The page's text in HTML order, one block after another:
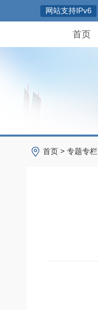
网站支持IPv6
首页
首页 > 专题专栏